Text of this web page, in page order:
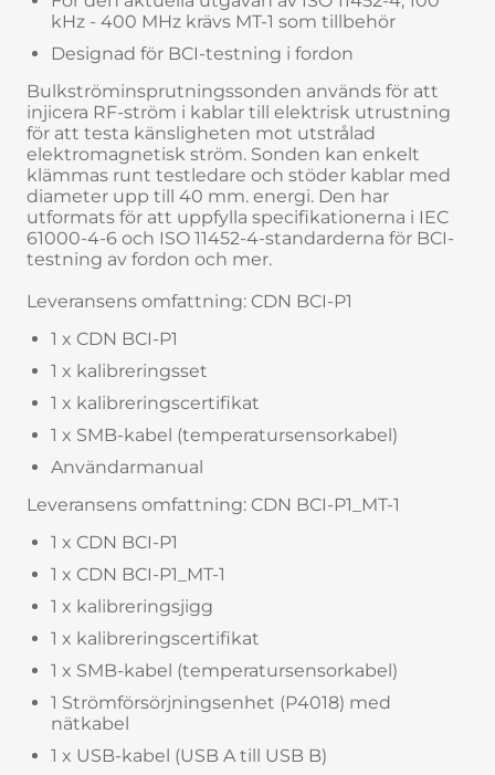
kHz - 400 MHz krävs MT-1 som tillbehör
Designad för BCI-testning i fordon
Bulkströminsprutningssonden används för att
injicera RF-ström i kablar till elektrisk utrustning
för att testa känsligheten mot utstrålad
elektromagnetisk ström. Sonden kan enkelt
klämmas runt testledare och stöder kablar med
diameter upp till 40 mm. energi. Den har
utformats för att uppfylla specifikationerna i IEC
61000-4-6 och ISO 11452-4-standarderna för BCI-
testning av fordon och mer.
Leveransens omfattning: CDN BCI-P1
1 x CDN BCI-P1
1 x kalibreringsset
1 x kalibreringscertifikat
1 x SMB-kabel (temperatursensorkabel)
Användarmanual
Leveransens omfattning: CDN BCI-P1_MT-1
1 x CDN BCI-P1
1 x CDN BCI-P1_MT-1
1 x kalibreringsjigg
1 x kalibreringscertifikat
1 x SMB-kabel (temperatursensorkabel)
1 Strömförsörjningsenhet (P4018) med
nätkabel
1 x USB-kabel (USB A till USB B)